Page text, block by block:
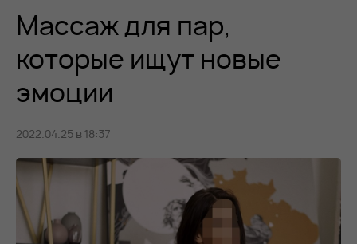
+7 912 076-93-01
RU
Массаж для пар,
которые ищут новые
эмоции
2022.04.25 в 18:37